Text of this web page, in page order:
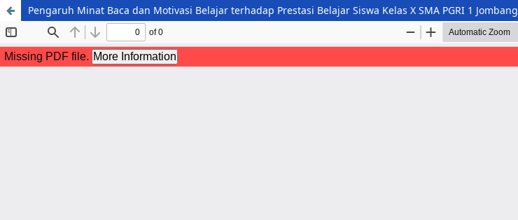
Pengaruh Minat Baca dan Motivasi Belajar terhadap Prestasi Belajar Siswa Kelas X SMA PGRI 1 Jombang